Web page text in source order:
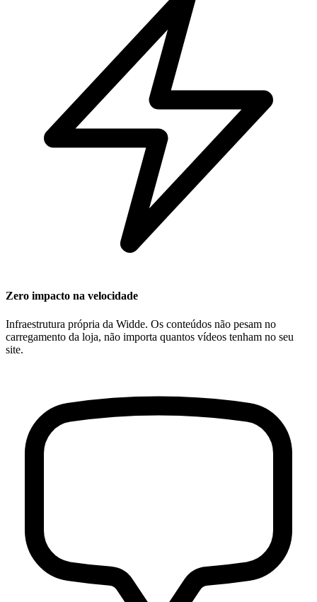
Zero impacto na velocidade
Infraestrutura própria da Widde. Os conteúdos não pesam no
carregamento da loja, não importa quantos vídeos tenham no seu
site.